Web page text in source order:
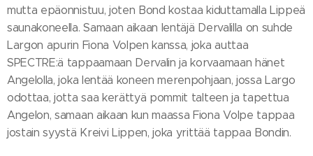
mutta epäonnistuu, joten Bond kostaa kiduttamalla Lippeä
saunakoneella. Samaan aikaan lentäjä Dervalilla on suhde
Largon apurin Fiona Volpen kanssa, joka auttaa
SPECTRE:ä tappaamaan Dervalin ja korvaamaan hänet
Angelolla, joka lentää koneen merenpohjaan, jossa Largo
odottaa, jotta saa kerättyä pommit talteen ja tapettua
Angelon, samaan aikaan kun maassa Fiona Volpe tappaa
jostain syystä Kreivi Lippen, joka yrittää tappaa Bondin.